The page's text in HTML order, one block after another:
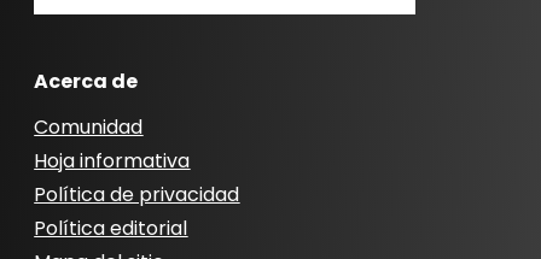
Acerca de
Comunidad
Hoja informativa
Política de privacidad
Política editorial